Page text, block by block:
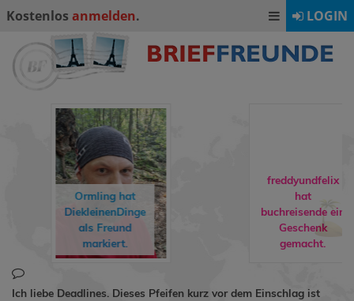
Kostenlos anmelden. LOGIN
freddyundfelix
hat
buchreisende ein
Geschenk
gemacht.
rebuat1974
Milly24
Freund
Ich liebe Deadlines. Dieses Pfeifen kurz vor dem Einschlag ist